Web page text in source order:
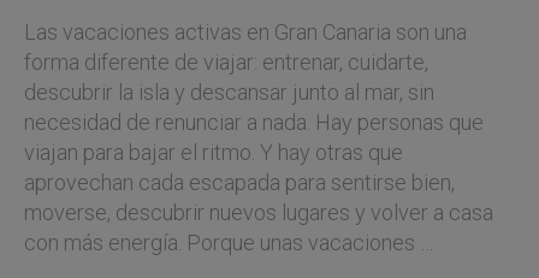
Las vacaciones activas en Gran Canaria son una
forma diferente de viajar: entrenar, cuidarte,
descubrir la isla y descansar junto al mar, sin
necesidad de renunciar a nada. Hay personas que
viajan para bajar el ritmo. Y hay otras que
aprovechan cada escapada para sentirse bien,
moverse, descubrir nuevos lugares y volver a casa
con más energía. Porque unas vacaciones …